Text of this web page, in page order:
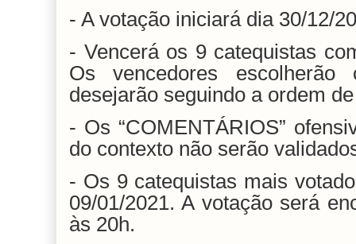
- A votação iniciará dia 30/12/
- Vencerá os 9 catequistas
Os vencedores
desejarão seguindo a ordem
- Os “COMENTÁRIOS”
do contexto não serão
- Os 9 catequistas mais
09/01/2021. A votação será
às 20h.